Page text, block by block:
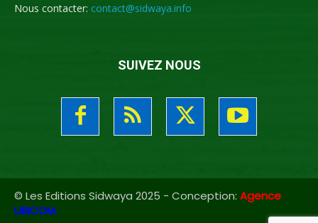
Nous contacter: contact@sidwaya.info
SUIVEZ NOUS
© Les Editions Sidwaya 2025 - Conception: Agence
UBICOM